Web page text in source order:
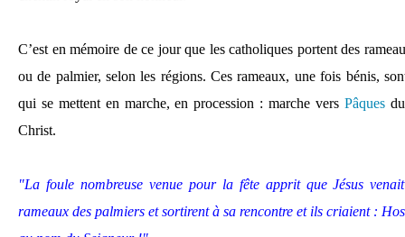
C’est en mémoire de ce jour que les catholiques portent des
ou de palmier, selon les régions. Ces rameaux, une fois bénis,
qui se mettent en marche, en procession : marche vers Pâquesdu
Christ.
"La foule nombreuse venue pour la fête apprit que Jésus
rameaux des palmiers et sortirent à sa rencontre et ils criaient :